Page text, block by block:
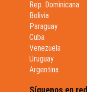
Rep. Dominicana
Bolivia
Paraguay
Cuba
Venezuela
Uruguay
Argentina